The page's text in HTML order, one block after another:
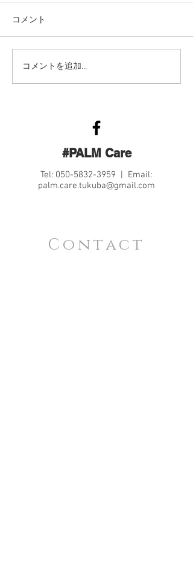
コメント
コメントを追加…
#PALM Care
Tel: 050-5832-3959 | Email:
palm.care.tukuba@gmail.com
Contact